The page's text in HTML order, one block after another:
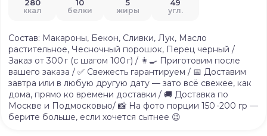
280
ккал
10
белки
5
жиры
49
угл.
Состав: Макароны, Бекон, Сливки, Лук, Масло
растительное, Чесночный порошок, Перец черный /
Заказ от 300 г (с шагом 100 г) / 👩‍🍳 Приготовим после
вашего заказа / ✅ Свежесть гарантируем / 📅 Доставим
завтра или в любую другую дату — зато всё свежее, как
дома, прямо ко времени доставки / 🚚 Доставка по
Москве и Подмосковью/ 📸 На фото порции 150 -200 гр —
берите больше, если хочется сытнее 😉